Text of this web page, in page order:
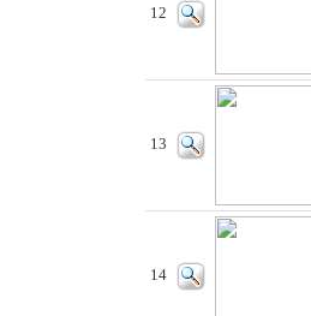
12
13
14